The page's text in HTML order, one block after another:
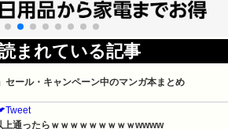
まれている記事
セール・キャンペーン中のマンガ本まとめ
上通ったらｗｗｗｗｗｗｗｗｗwwww